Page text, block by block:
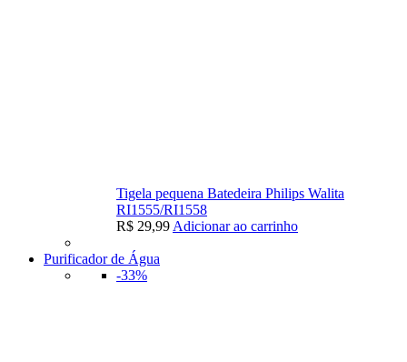
Tigela pequena Batedeira Philips Walita
RI1555/RI1558
R$ 29,99 Adicionar ao carrinho
Purificador de Água
-33%